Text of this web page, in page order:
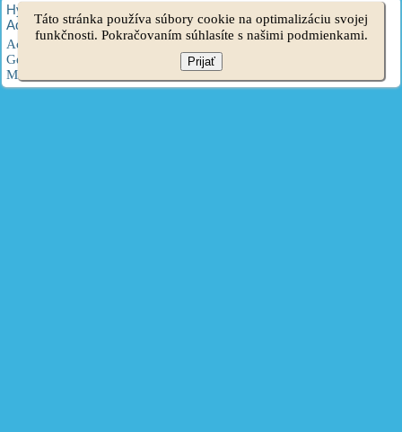
HyundaiBook.ru © 2018-2026
Administrácia·Vyhľadávanie na stránke· Majitelia Hyundai
Accent 1·Accent 2·Accent 3·Elantra 1·Elantra 2·Elantra 3·
Getz
Santa Fe 2
Matrix
Táto stránka používa súbory cookie na optimalizáciu svojej
funkčnosti. Pokračovaním súhlasíte s našimi podmienkami.
Prijať